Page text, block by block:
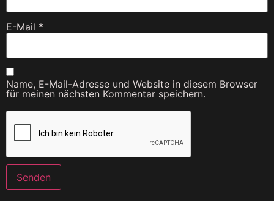
E-Mail *
Name, E-Mail-Adresse und Website in diesem Browser
für meinen nächsten Kommentar speichern.